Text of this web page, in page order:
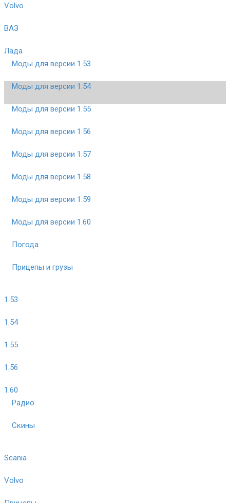
Volvo
ВАЗ
Лада
Моды для версии 1.53
Моды для версии 1.54
Моды для версии 1.55
Моды для версии 1.56
Моды для версии 1.57
Моды для версии 1.58
Моды для версии 1.59
Моды для версии 1.60
Погода
Прицепы и грузы
1.53
1.54
1.55
1.56
1.60
Радио
Скины
Scania
Volvo